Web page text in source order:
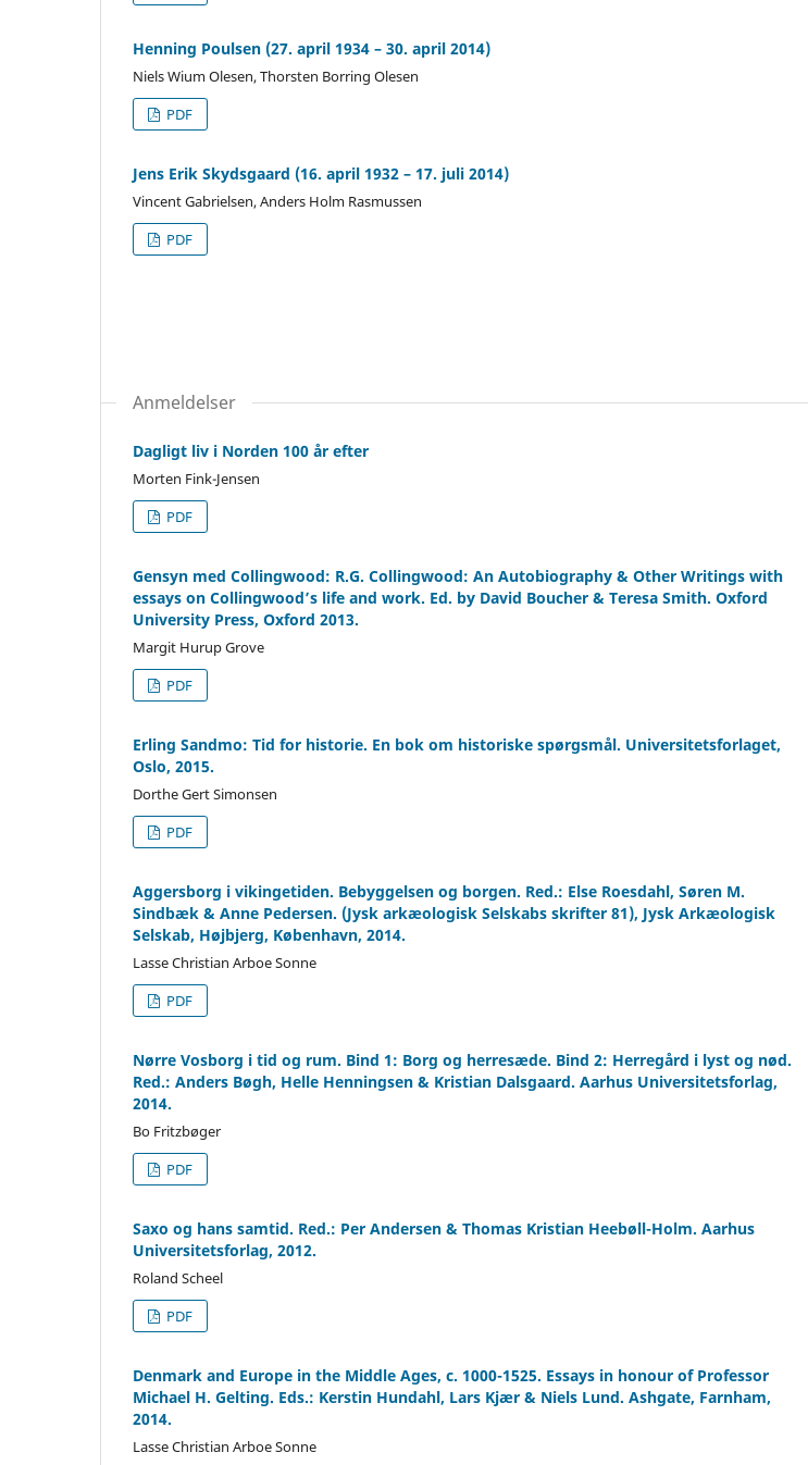
Henning Poulsen (27. april 1934 – 30. april 2014)
Niels Wium Olesen, Thorsten Borring Olesen
PDF
Jens Erik Skydsgaard (16. april 1932 – 17. juli 2014)
Vincent Gabrielsen, Anders Holm Rasmussen
PDF
Anmeldelser
Dagligt liv i Norden 100 år efter
Morten Fink-Jensen
PDF
Gensyn med Collingwood: R.G. Collingwood: An Autobiography & Other Writings with
essays on Collingwood’s life and work. Ed. by David Boucher & Teresa Smith. Oxford
University Press, Oxford 2013.
Margit Hurup Grove
PDF
Erling Sandmo: Tid for historie. En bok om historiske spørgsmål. Universitetsforlaget,
Oslo, 2015.
Dorthe Gert Simonsen
PDF
Aggersborg i vikingetiden. Bebyggelsen og borgen. Red.: Else Roesdahl, Søren M.
Sindbæk & Anne Pedersen. (Jysk arkæologisk Selskabs skrifter 81), Jysk Arkæologisk
Selskab, Højbjerg, København, 2014.
Lasse Christian Arboe Sonne
PDF
Nørre Vosborg i tid og rum. Bind 1: Borg og herresæde. Bind 2: Herregård i lyst og nød.
Red.: Anders Bøgh, Helle Henningsen & Kristian Dalsgaard. Aarhus Universitetsforlag,
2014.
Bo Fritzbøger
PDF
Saxo og hans samtid. Red.: Per Andersen & Thomas Kristian Heebøll-Holm. Aarhus
Universitetsforlag, 2012.
Roland Scheel
PDF
Denmark and Europe in the Middle Ages, c. 1000-1525. Essays in honour of Professor
Michael H. Gelting. Eds.: Kerstin Hundahl, Lars Kjær & Niels Lund. Ashgate, Farnham,
2014.
Lasse Christian Arboe Sonne